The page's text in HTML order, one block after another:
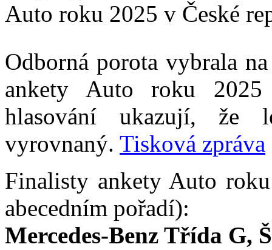
Auto roku 2025 v České
Odborná porota vybrala
ankety Auto roku
hlasování ukazují, že
vyrovnaný. Tisková zpráva
Finalisty ankety Auto
abecedním
Mercedes-Benz Třída